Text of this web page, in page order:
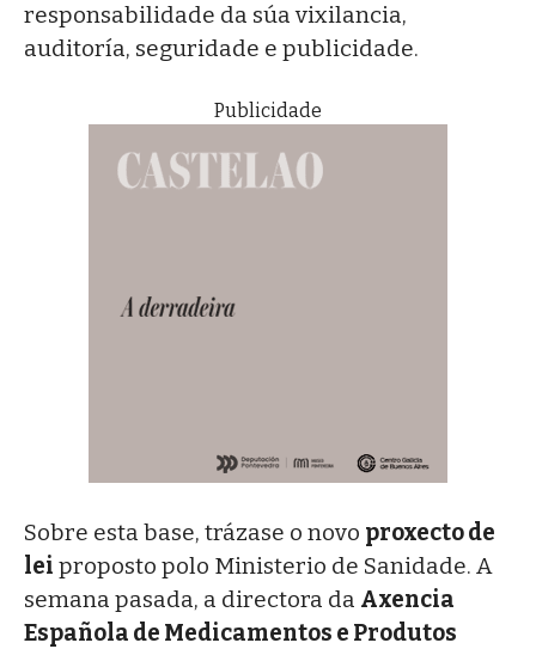
responsabilidade da súa vixilancia,
auditoría, seguridade e publicidade.
Publicidade
Sobre esta base, trázase o novo proxecto de
lei proposto polo Ministerio de Sanidade. A
semana pasada, a directora da Axencia
Española de Medicamentos e Produtos